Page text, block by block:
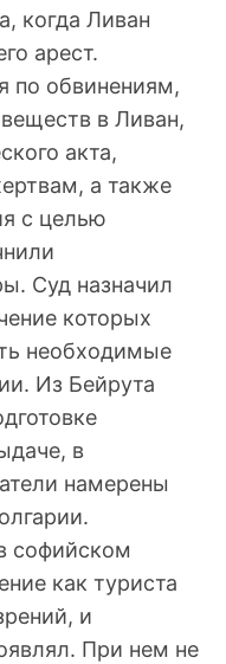
когда Ливан
арест.
по обвинениям,
в Ливан,
акта,
а также
с целью
Суд назначил
которых
необходимые
Из Бейрута
в
намерены
софийском
как туриста
и
При нем не